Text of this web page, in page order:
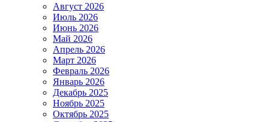
Август 2026
Июль 2026
Июнь 2026
Май 2026
Апрель 2026
Март 2026
Февраль 2026
Январь 2026
Декабрь 2025
Ноябрь 2025
Октябрь 2025